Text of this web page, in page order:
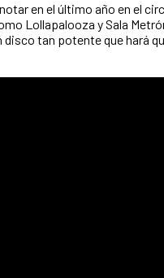
en el último año en el
Lollapalooza y Sala
disco tan potente que hará